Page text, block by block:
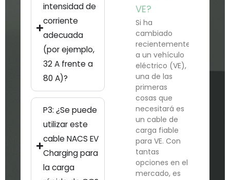
intensidad de
corriente
adecuada
(por ejemplo,
32 A frente a
80 A)?
P3: ¿Se puede
utilizar este
cable NACS EV
Charging para
la carga
VE?
Si ha
cambiado
recientemente
a un vehículo
eléctrico (VE),
una de las
primeras
cosas que
necesitará es
un cable de
carga fiable
para VE. Con
tantas
opciones en el
mercado, es